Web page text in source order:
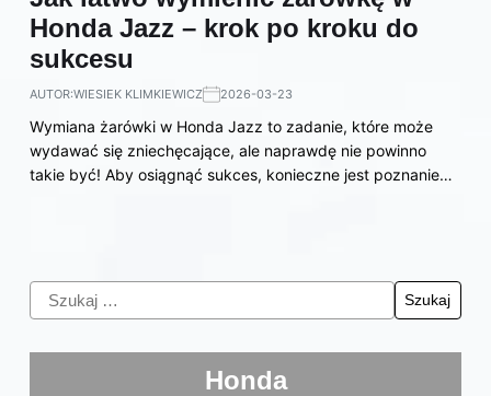
Honda Jazz – krok po kroku do
sukcesu
AUTOR:WIESIEK KLIMKIEWICZ 2026-03-23
Wymiana żarówki w Honda Jazz to zadanie, które może
wydawać się zniechęcające, ale naprawdę nie powinno
takie być! Aby osiągnąć sukces, konieczne jest poznanie…
Honda